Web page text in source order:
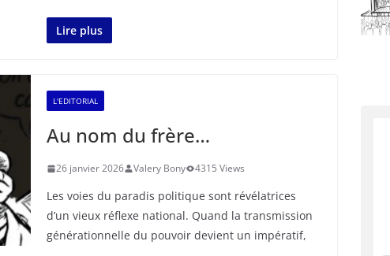
Lire plus
L'EDITORIAL
Au nom du frère…
26 janvier 2026 Valery Bony 4315 Views
Les voies du paradis politique sont révélatrices
d’un vieux réflexe national. Quand la transmission
générationnelle du pouvoir devient un impératif,